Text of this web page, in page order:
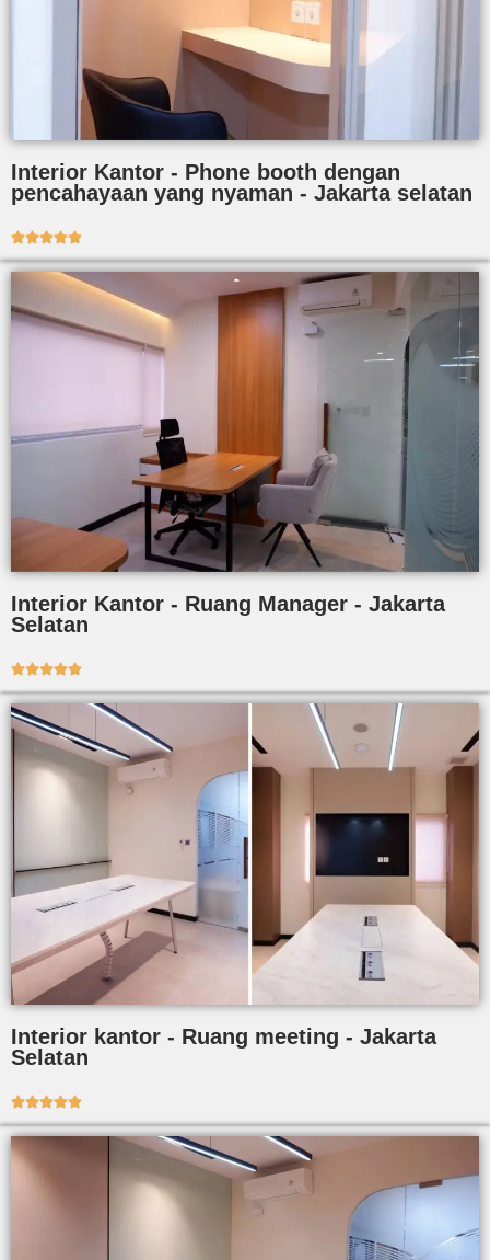
Interior Kantor - Phone booth dengan
pencahayaan yang nyaman - Jakarta selatan

Interior Kantor - Ruang Manager - Jakarta
Selatan

Interior kantor - Ruang meeting - Jakarta
Selatan
